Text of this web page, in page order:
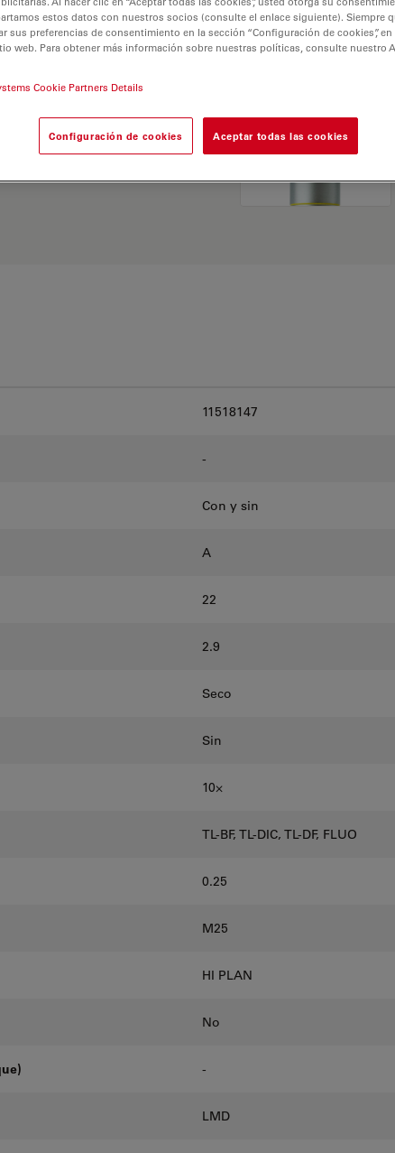
y encuentre la
necesidades.
11518147
-
Con y sin
A
22
2.9
Seco
Sin
10⨉
TL-BF, TL-DIC, TL-DF, FLUO
0.25
M25
HI PLAN
No
-
LMD
estos datos con nuestros socios (consulte el enlace siguiente). Siempre
sus preferencias de consentimiento en la sección “Configuración de cookies”,
web. Para obtener más información sobre nuestras políticas, consulte nuestro
Cookie Partners Details
Configuración de cookies Aceptar todas las cookies